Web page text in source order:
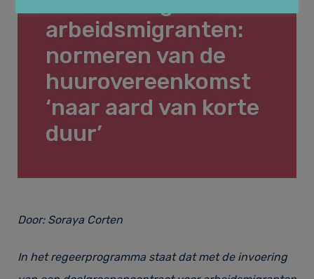
Huurrecht
Financieel recht & Insolventierecht
Arbeidsrecht & Arbeidsmigratie­recht
Over Law&Pepper
Onze kernwaarden
Tarieven
Nieuws
Contact
arbeidsmigranten:
normeren van de
huurovereenkomst
‘naar aard van korte
duur’
Door: Soraya Corten
In het regeerprogramma staat dat met de invoering